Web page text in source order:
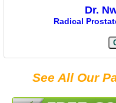
Dr.
Radical
See All Our